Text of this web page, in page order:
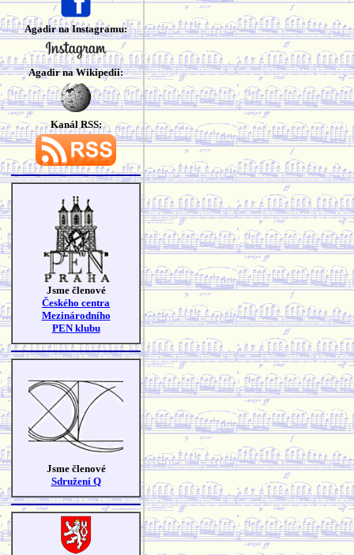
Agadir na Instagramu:
Agadir na Wikipedii:
Kanál RSS:
Jsme členové
Českého centra
Mezinárodního
PEN klubu
Jsme členové
Sdružení Q